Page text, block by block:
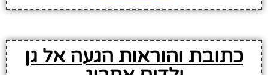
כתובת והוראות הגעה אל גן